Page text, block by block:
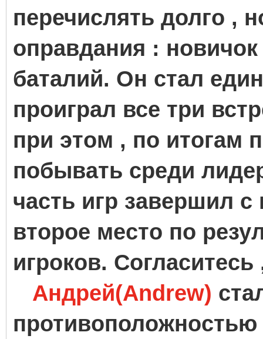
перечислять долго ,
оправдания :
баталий. Он стал
проиграл все три
при этом , по итогам
побывать среди
часть игр завершил
второе место по
игроков.
Андрей(Andrew)